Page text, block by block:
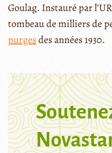
Goulag. Instauré par
tombeau de milliers de
purgesdes années 1930.